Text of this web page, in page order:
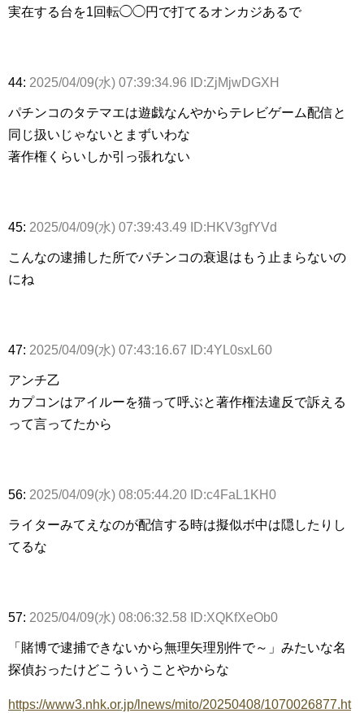
実在する台を1回転◯◯円で打てるオンカジあるで
44: 2025/04/09(水) 07:39:34.96 ID:ZjMjwDGXH
パチンコのタテマエは遊戯なんやからテレビゲーム配信と
同じ扱いじゃないとまずいわな
著作権くらいしか引っ張れない
45: 2025/04/09(水) 07:39:43.49 ID:HKV3gfYVd
こんなの逮捕した所でパチンコの衰退はもう止まらないの
にね
47: 2025/04/09(水) 07:43:16.67 ID:4YL0sxL60
アンチ乙
カプコンはアイルーを猫って呼ぶと著作権法違反で訴える
って言ってたから
56: 2025/04/09(水) 08:05:44.20 ID:c4FaL1KH0
ライターみてえなのが配信する時は擬似ボ中は隠したりし
てるな
57: 2025/04/09(水) 08:06:32.58 ID:XQKfXeOb0
「賭博で逮捕できないから無理矢理別件で～」みたいな名
探偵おったけどこういうことやからな
https://www3.nhk.or.jp/lnews/mito/20250408/1070026877.ht